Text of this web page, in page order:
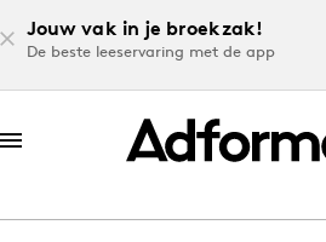
Jouw vak in je broekzak!
De beste leeservaring met de app